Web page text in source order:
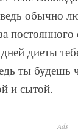
обычно
постоянного
диеты
ты будешь
и сытой.
Ads